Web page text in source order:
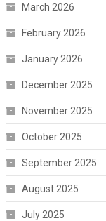
March 2026
February 2026
January 2026
December 2025
November 2025
October 2025
September 2025
August 2025
July 2025